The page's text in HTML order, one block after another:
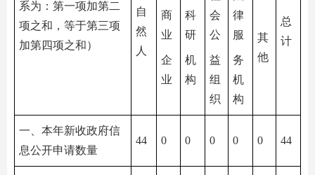
系为：第一项加第二
项之和，等于第三项
加第四项之和）
自
然
人
总
计
商
业
企
业
科
研
机
构
会
公
益
组
织
律
服
务
机
构
其
他
一、本年新收政府信
息公开申请数量
44 0 0 0 0 0 44